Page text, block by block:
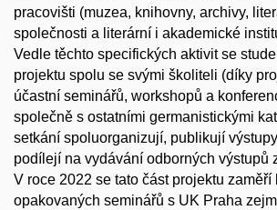
pracovišti (muzea, knihovny, archivy,
společnosti a literární i akademické
Vedle těchto specifických aktivit se
projektu spolu se svými školiteli (díky
účastní seminářů, workshopů a
společně s ostatními germanistickými
setkání spoluorganizují, publikují
podílejí na vydávání odborných výstupů
V roce 2022 se tato část projektu zaměří
opakovaných seminářů s UK Praha